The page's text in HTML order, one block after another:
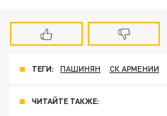
ТЕГИ: ПАШИНЯН СК АРМЕНИИ
ЧИТАЙТЕ ТАКЖЕ: